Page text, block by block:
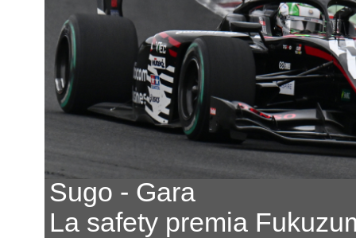
Porsche conferma
E osserva il